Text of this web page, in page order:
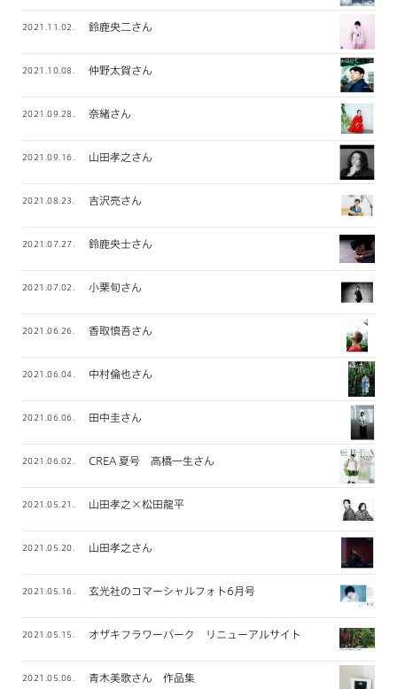
2021.11.02. 鈴鹿央二さん
2021.10.08. 仲野太賀さん
2021.09.28. 奈緒さん
2021.09.16. 山田孝之さん
2021.08.23. 吉沢亮さん
2021.07.27. 鈴鹿央士さん
2021.07.02. 小栗旬さん
2021.06.26. 香取慎吾さん
2021.06.04. 中村倫也さん
2021.06.06. 田中圭さん
2021.06.02. CREA 夏号 高橋一生さん
2021.05.21. 山田孝之×松田龍平
2021.05.20. 山田孝之さん
2021.05.16. 玄光社のコマーシャルフォト6月号
2021.05.15. オザキフラワーパーク リニューアルサイト
2021.05.06. 青木美歌さん 作品集